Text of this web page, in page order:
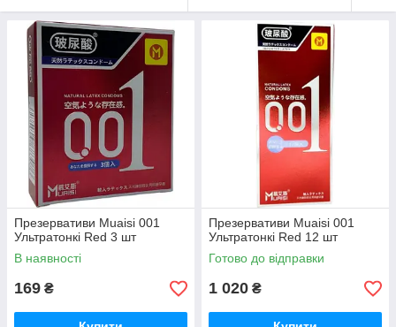
надійний захист.
Презервативи Muaisi 001
Ультратонкі Red 3 шт
В наявності
169 ₴
Презервативи Muaisi 001
Ультратонкі Red 12 шт
Готово до відправки
1 020 ₴